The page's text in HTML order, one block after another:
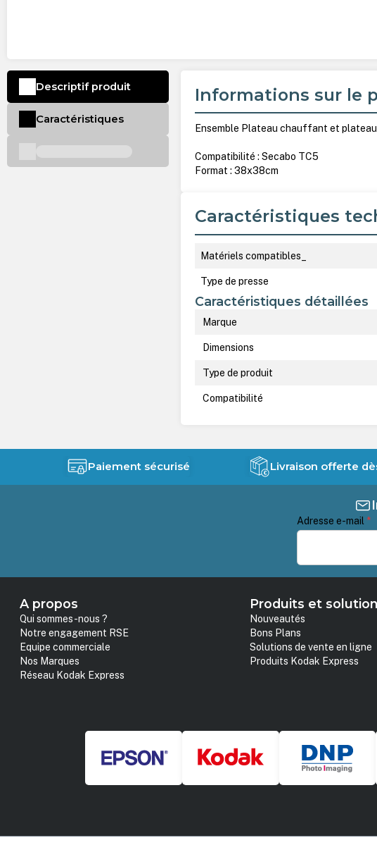
Informations sur le
Ensemble Plateau chauffant et
Compatibilité : Secabo TC5
Format : 38x38cm
Caractéristiques
Matériels compatibles_
Type de presse
Caractéristiques détaillées
Marque
Dimensions
Type de produit
Compatibilité
Descriptif produit
Caractéristiques
Paiement sécurisé Livraison offerte
Adresse e-mail *
A propos
Qui sommes-nous ?
Notre engagement RSE
Equipe commerciale
Nos Marques
Réseau Kodak Express
Produits et
Nouveautés
Bons Plans
Solutions de vente en ligne
Produits Kodak Express